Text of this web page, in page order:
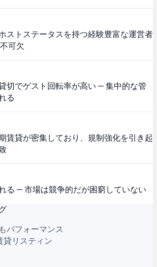
ストステータスを持つ経験豊富な運営者
可欠
切でゲスト回転率が高い — 集中的な管
る
賃貸が密集しており、規制強化を引き起
る — 市場は競争的だが困窮していない
パフォーマンス
貸リスティン